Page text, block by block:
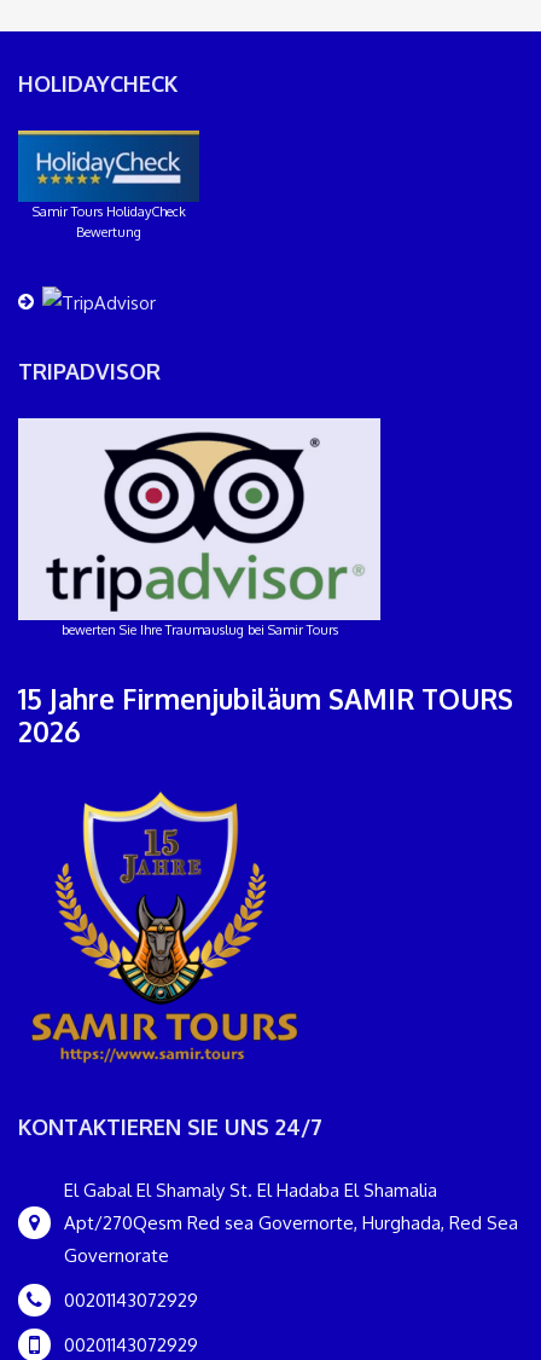
HOLIDAYCHECK
Samir Tours HolidayCheck
Bewertung
TRIPADVISOR
bewerten Sie Ihre Traumauslug bei Samir Tours
15 Jahre Firmenjubiläum SAMIR TOURS
2026
KONTAKTIEREN SIE UNS 24/7
El Gabal El Shamaly St. El Hadaba El Shamalia
Apt/270Qesm Red sea Governorte, Hurghada, Red Sea
Governorate
00201143072929
00201143072929